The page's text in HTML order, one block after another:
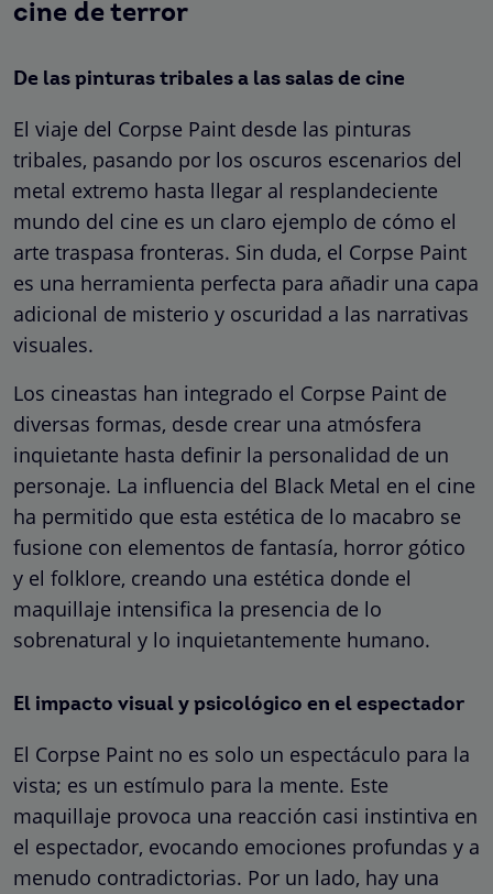
cine de terror
De las pinturas tribales a las salas de cine
El viaje del Corpse Paint desde las pinturas
tribales, pasando por los oscuros escenarios del
metal extremo hasta llegar al resplandeciente
mundo del cine es un claro ejemplo de cómo el
arte traspasa fronteras. Sin duda, el Corpse Paint
es una herramienta perfecta para añadir una capa
adicional de misterio y oscuridad a las narrativas
visuales.
Los cineastas han integrado el Corpse Paint de
diversas formas, desde crear una atmósfera
inquietante hasta definir la personalidad de un
personaje. La influencia del Black Metal en el cine
ha permitido que esta estética de lo macabro se
fusione con elementos de fantasía, horror gótico
y el folklore, creando una estética donde el
maquillaje intensifica la presencia de lo
sobrenatural y lo inquietantemente humano.
El impacto visual y psicológico en el espectador
El Corpse Paint no es solo un espectáculo para la
vista; es un estímulo para la mente. Este
maquillaje provoca una reacción casi instintiva en
el espectador, evocando emociones profundas y a
menudo contradictorias. Por un lado, hay una